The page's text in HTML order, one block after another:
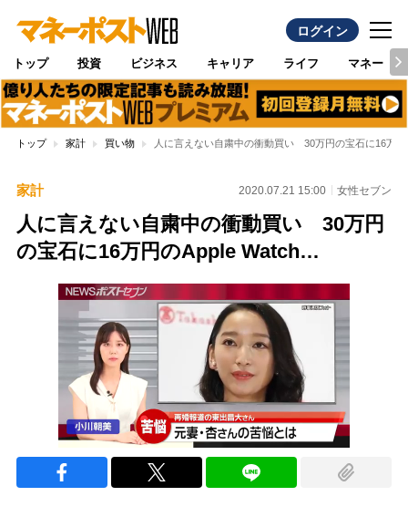
ログイン
トップ 投資 ビジネス キャリア ライフ マネー
トップ 家計 買い物 人に言えない自粛中の衝動買い 30万円の宝石に16万
家計 2020.07.21 15:00 女性セブン
人に言えない自粛中の衝動買い 30万円
の宝石に16万円のApple Watch…